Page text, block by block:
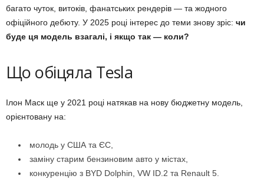
багато чуток, витоків, фанатських рендерів — та жодного
офіційного дебюту. У 2025 році інтерес до теми знову зріс: чи
буде ця модель взагалі, і якщо так — коли?
Що обіцяла Tesla
Ілон Маск ще у 2021 році натякав на нову бюджетну модель,
орієнтовану на:
молодь у США та ЄС,
заміну старим бензиновим авто у містах,
конкуренцію з BYD Dolphin, VW ID.2 та Renault 5.